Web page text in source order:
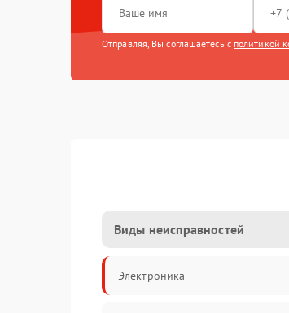
Отправляя, Вы соглашаетесь с политикой
Виды неисправностей
Электроника